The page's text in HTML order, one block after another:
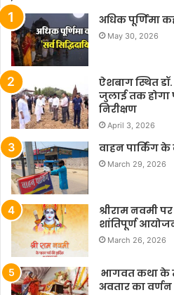
अधिक पूर्णिमा
May 30, 2026
ऐशबाग स्थित
जुलाई तक होगा
निरीक्षण
April 3, 2026
वाहन पार्किंग
March 29, 2026
श्रीराम नवमी
शांतिपूर्ण
March 26, 2026
भागवत कथा के
अवतार का वर्णन